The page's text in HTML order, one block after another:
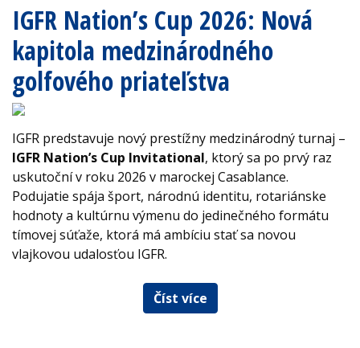
IGFR Nation’s Cup 2026: Nová
kapitola medzinárodného
golfového priateľstva
IGFR predstavuje nový prestížny medzinárodný turnaj –
IGFR Nation’s Cup Invitational, ktorý sa po prvý raz
uskutoční v roku 2026 v marockej Casablance.
Podujatie spája šport, národnú identitu, rotariánske
hodnoty a kultúrnu výmenu do jedinečného formátu
tímovej súťaže, ktorá má ambíciu stať sa novou
vlajkovou udalosťou IGFR.
Číst více